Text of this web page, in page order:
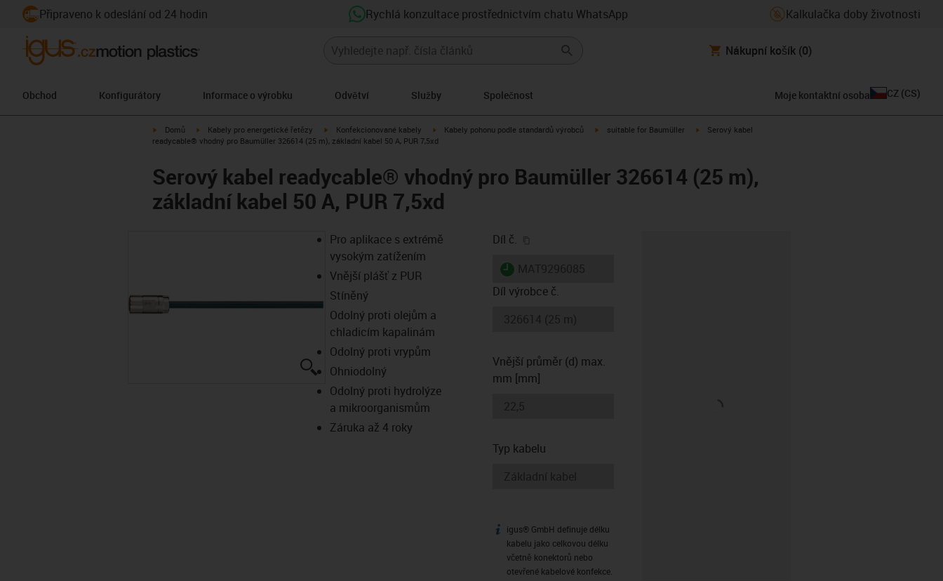
Připraveno k odeslání od 24 hodin Rychlá konzultace prostřednictvím chatu WhatsApp Kalkulačka doby životnosti
Nákupní košík (0)
Obchod Konfigurátory Informace o výrobku Odvětví Služby Společnost Moje kontaktní osoba CZ (CS)
igus-icon-arrow-right
Domů igus-icon-arrow-right
Kabely pro energetické řetězy igus-icon-arrow-right
Konfekcionované kabely igus-icon-arrow-right
Kabely pohonu podle standardů výrobců igus-icon-arrow-right
suitable for Baumüller igus-icon-arrow-right
Serový kabel
readycable® vhodný pro Baumüller 326614 (25 m), základní kabel 50 A, PUR 7,5xd
Serový kabel readycable® vhodný pro Baumüller 326614 (25 m),
základní kabel 50 A, PUR 7,5xd
igus-icon-lupe
Pro aplikace s extrémě
vysokým zatížením
Vnější plášť z PUR
Stíněný
Odolný proti olejům a
chladicím kapalinám
Odolný proti vrypům
Ohniodolný
Odolný proti hydrolýze
a mikroorganismům
Záruka až 4 roky
Díl č.
igus-icon-lieferzeit
Díl výrobce č.
Vnější průměr (d) max.
mm [mm]
Typ kabelu
igus-icon-info
igus® GmbH definuje délku
kabelu jako celkovou délku
včetně konektorů nebo
otevřené kabelové konfekce.